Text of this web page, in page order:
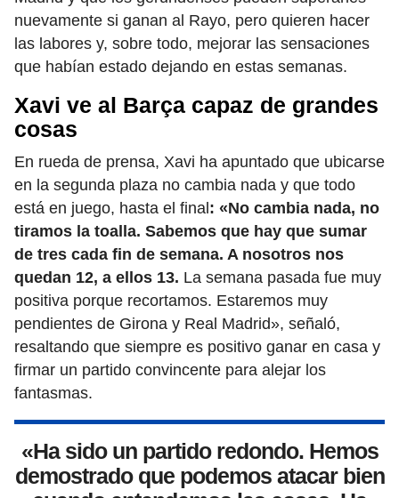
nuevamente si ganan al Rayo, pero quieren hacer
las labores y, sobre todo, mejorar las sensaciones
que habían estado dejando en estas semanas.
Xavi ve al Barça capaz de grandes
cosas
En rueda de prensa, Xavi ha apuntado que ubicarse
en la segunda plaza no cambia nada y que todo
está en juego, hasta el final : «No cambia nada, no
tiramos la toalla. Sabemos que hay que sumar
de tres cada fin de semana. A nosotros nos
quedan 12, a ellos 13. La semana pasada fue muy
positiva porque recortamos. Estaremos muy
pendientes de Girona y Real Madrid», señaló,
resaltando que siempre es positivo ganar en casa y
firmar un partido convincente para alejar los
fantasmas.
«Ha sido un partido redondo. Hemos
demostrado que podemos atacar bien